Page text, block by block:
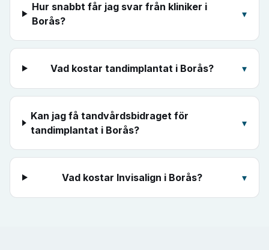
Hur snabbt får jag svar från kliniker i
Borås?
▾
Vad kostar tandimplantat i Borås? ▾
Kan jag få tandvårdsbidraget för
tandimplantat i Borås?
▾
Vad kostar Invisalign i Borås? ▾